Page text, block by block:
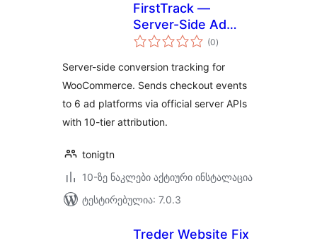
FirstTrack —
Server-Side Ad
Tracking
(0საერთო
რეიტინგი
)
Server-side conversion tracking for
WooCommerce. Sends checkout events
to 6 ad platforms via official server APIs
with 10-tier attribution.
tonigtn
10-ზე ნაკლები აქტიური ინსტალაცია
ტესტირებულია: 7.0.3
Treder Website Fix